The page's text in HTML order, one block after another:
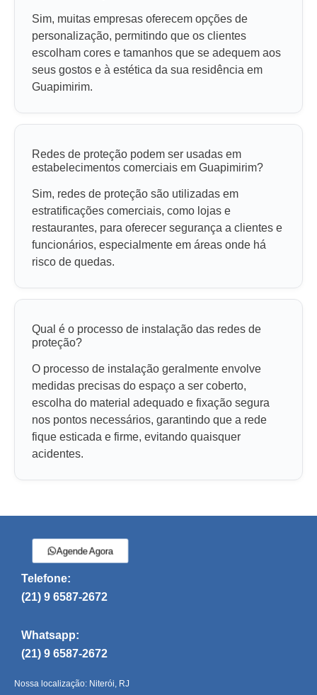
Sim, muitas empresas oferecem opções de
personalização, permitindo que os clientes
escolham cores e tamanhos que se adequem aos
seus gostos e à estética da sua residência em
Guapimirim.
Redes de proteção podem ser usadas em
estabelecimentos comerciais em Guapimirim?
Sim, redes de proteção são utilizadas em
estratificações comerciais, como lojas e
restaurantes, para oferecer segurança a clientes e
funcionários, especialmente em áreas onde há
risco de quedas.
Qual é o processo de instalação das redes de
proteção?
O processo de instalação geralmente envolve
medidas precisas do espaço a ser coberto,
escolha do material adequado e fixação segura
nos pontos necessários, garantindo que a rede
fique esticada e firme, evitando quaisquer
acidentes.
Agende Agora
Telefone:
(21) 9 6587-2672
Whatsapp:
(21) 9 6587-2672
Nossa localização: Niterói, RJ